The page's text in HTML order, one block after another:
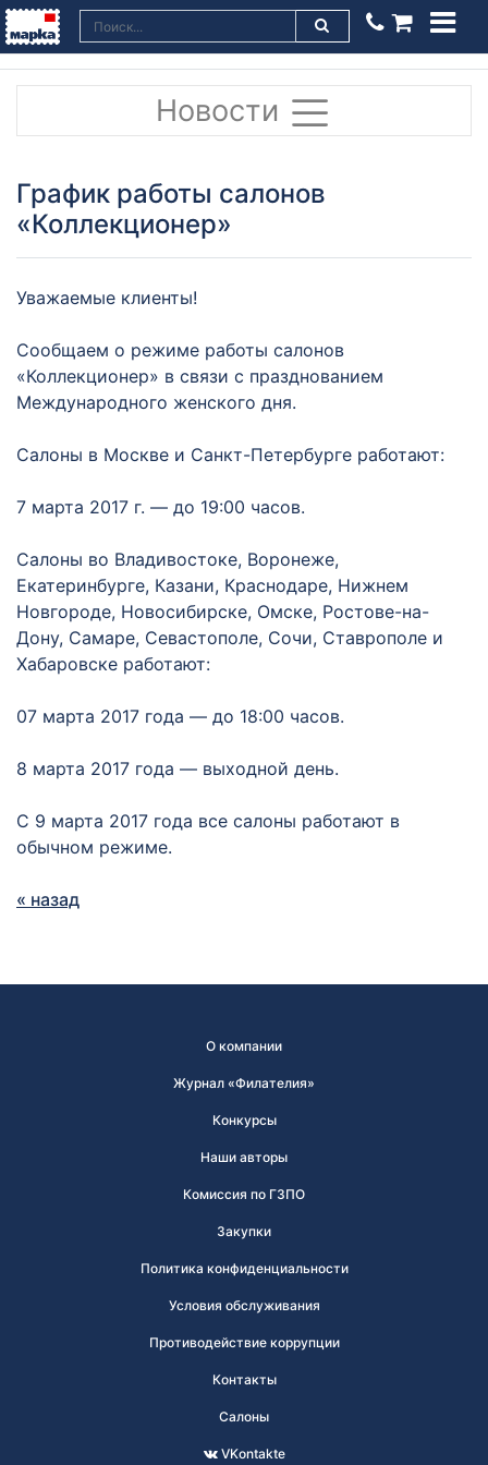
Новости
График работы салонов
«Коллекционер»
Уважаемые клиенты!
Сообщаем о режиме работы салонов
«Коллекционер» в связи с празднованием
Международного женского дня.
Салоны в Москве и Санкт-Петербурге работают:
7 марта 2017 г. — до 19:00 часов.
Салоны во Владивостоке, Воронеже,
Екатеринбурге, Казани, Краснодаре, Нижнем
Новгороде, Новосибирске, Омске, Ростове-на-
Дону, Самаре, Севастополе, Сочи, Ставрополе и
Хабаровске работают:
07 марта 2017 года — до 18:00 часов.
8 марта 2017 года — выходной день.
С 9 марта 2017 года все салоны работают в
обычном режиме.
« назад
О компании
Журнал «Филателия»
Конкурсы
Наши авторы
Комиссия по ГЗПО
Закупки
Политика конфиденциальности
Условия обслуживания
Противодействие коррупции
Контакты
Салоны
VKontakte